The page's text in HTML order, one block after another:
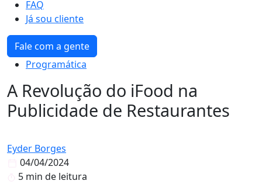
FAQ
Já sou cliente
Fale com a gente
Programática
A Revolução do iFood na
Publicidade de Restaurantes
Eyder Borges
04/04/2024
5 min de leitura